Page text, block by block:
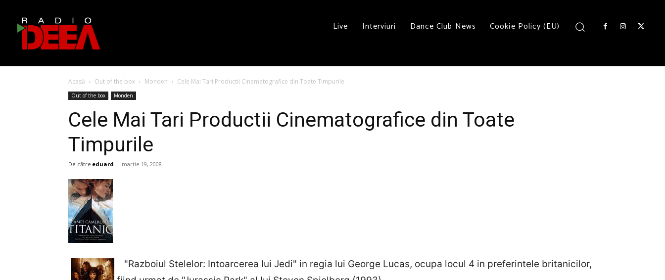
Live Interviuri Dance Club News Cookie Policy (EU)
Acasă Out of the box Monden Cele Mai Tari Productii Cinematografice din Toate Timpurile
Out of the box Monden
Cele Mai Tari Productii Cinematografice din Toate
Timpurile
De către eduard - martie 19, 2008
"Razboiul Stelelor: Intoarcerea lui Jedi" in regia lui George Lucas, ocupa locul 4 in preferintele britanicilor,